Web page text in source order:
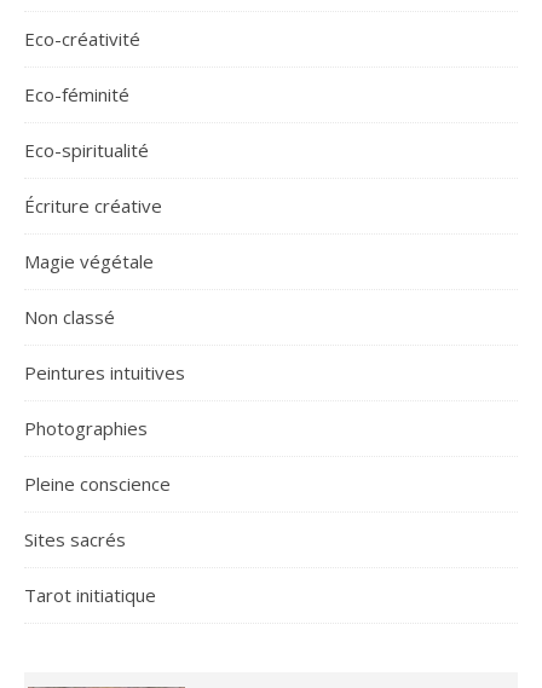
Eco-créativité
Eco-féminité
Eco-spiritualité
Écriture créative
Magie végétale
Non classé
Peintures intuitives
Photographies
Pleine conscience
Sites sacrés
Tarot initiatique